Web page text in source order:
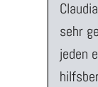
sehr
jeden